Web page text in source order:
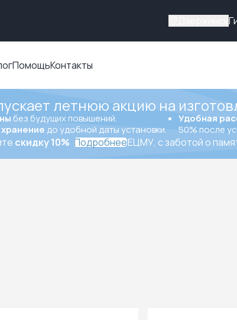
ПомощьКонтакты
летнюю акцию на
без будущих повышений.
до удобной даты установки.
Удобная
50% после
скидку 10% ПодробнееЕЦМУ, с заботой о